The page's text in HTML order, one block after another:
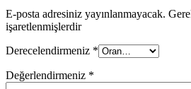
E-posta adresiniz yayınlanmayacak.
işaretlenmişlerdir
Derecelendirmeniz *
Değerlendirmeniz *